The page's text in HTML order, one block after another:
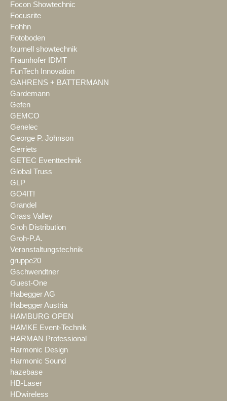
Focon Showtechnic
Focusrite
Fohhn
Fotoboden
fournell showtechnik
Fraunhofer IDMT
FunTech Innovation
GAHRENS + BATTERMANN
Gardemann
Gefen
GEMCO
Genelec
George P. Johnson
Gerriets
GETEC Eventtechnik
Global Truss
GLP
GO4IT!
Grandel
Grass Valley
Groh Distribution
Groh-P.A.
Veranstaltungstechnik
gruppe20
Gschwendtner
Guest-One
Habegger AG
Habegger Austria
HAMBURG OPEN
HAMKE Event-Technik
HARMAN Professional
Harmonic Design
Harmonic Sound
hazebase
HB-Laser
HDwireless